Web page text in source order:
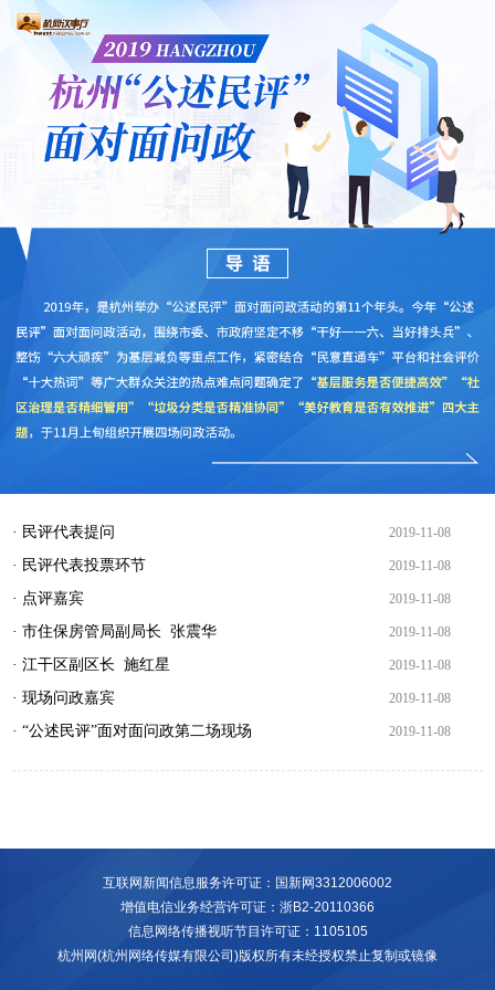
· 民评代表提问 2019-11-08
· 民评代表投票环节 2019-11-08
· 点评嘉宾 2019-11-08
· 市住保房管局副局长 张震华 2019-11-08
· 江干区副区长 施红星 2019-11-08
· 现场问政嘉宾 2019-11-08
· “公述民评”面对面问政第二场现场 2019-11-08
互联网新闻信息服务许可证：国新网3312006002
增值电信业务经营许可证：浙B2-20110366
信息网络传播视听节目许可证：1105105
杭州网(杭州网络传媒有限公司)版权所有未经授权禁止复制或镜像